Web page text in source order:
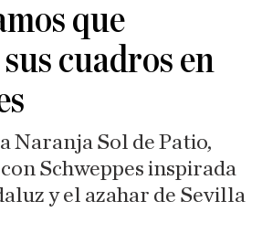
que
cuadros en
Naranja Sol de Patio,
Schweppes inspirada
y el azahar de Sevilla